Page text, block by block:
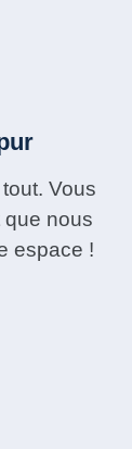
Vous
que nous
espace !